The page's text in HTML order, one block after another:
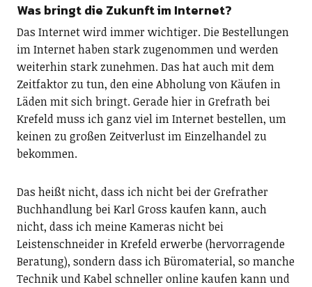
Was bringt die Zukunft im Internet?
Das Internet wird immer wichtiger. Die Bestellungen
im Internet haben stark zugenommen und werden
weiterhin stark zunehmen. Das hat auch mit dem
Zeitfaktor zu tun, den eine Abholung von Käufen in
Läden mit sich bringt. Gerade hier in Grefrath bei
Krefeld muss ich ganz viel im Internet bestellen, um
keinen zu großen Zeitverlust im Einzelhandel zu
bekommen.
Das heißt nicht, dass ich nicht bei der Grefrather
Buchhandlung bei Karl Gross kaufen kann, auch
nicht, dass ich meine Kameras nicht bei
Leistenschneider in Krefeld erwerbe (hervorragende
Beratung), sondern dass ich Büromaterial, so manche
Technik und Kabel schneller online kaufen kann und